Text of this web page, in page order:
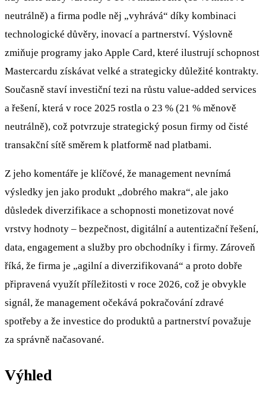
neutrálně) a firma podle něj „vyhrává“ díky kombinaci
technologické důvěry, inovací a partnerství. Výslovně
zmiňuje programy jako Apple Card, které ilustrují schopnost
Mastercardu získávat velké a strategicky důležité kontrakty.
Současně staví investiční tezi na růstu value-added services
a řešení, která v roce 2025 rostla o 23 % (21 % měnově
neutrálně), což potvrzuje strategický posun firmy od čisté
transakční sítě směrem k platformě nad platbami.
Z jeho komentáře je klíčové, že management nevnímá
výsledky jen jako produkt „dobrého makra“, ale jako
důsledek diverzifikace a schopnosti monetizovat nové
vrstvy hodnoty – bezpečnost, digitální a autentizační řešení,
data, engagement a služby pro obchodníky i firmy. Zároveň
říká, že firma je „agilní a diverzifikovaná“ a proto dobře
připravená využít příležitosti v roce 2026, což je obvykle
signál, že management očekává pokračování zdravé
spotřeby a že investice do produktů a partnerství považuje
za správně načasované.
Výhled